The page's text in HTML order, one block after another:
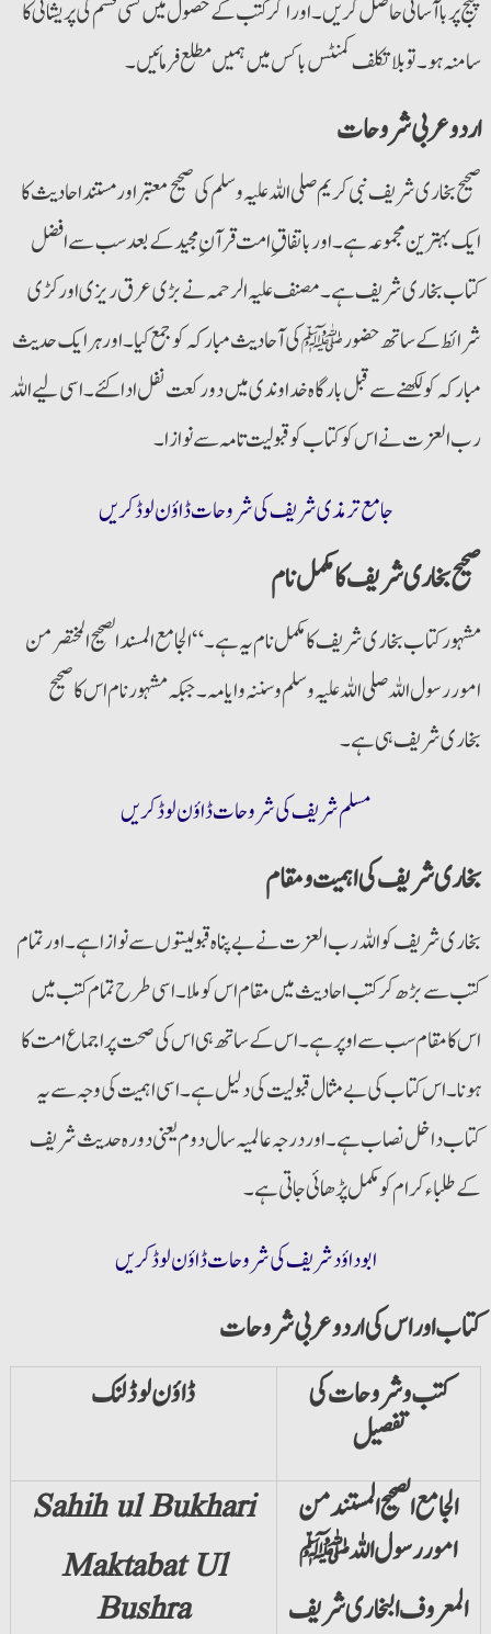
پیج پرباآسانی حاصل کریں۔ اوراگرکتب کے حصول میں کسی قسم کی پریشانی کا
سامنہ ہو۔ توبلاتکلف کمنٹس باکس میں ہمیں مطلع فرمائیں۔
اردو عربی شروحات
صحیح بخاری شریف نبی کریم صلی اللہ علیہ وسلم کی صحیح معتبر اورمستند احادیث کا
ایک بہترین مجموعہ ہے۔ اورباتفاق ِامت قرآن ِمجید کے بعد سب سے افضل
کتاب بخاری شریف ہے۔ مصنف علیہ الرحمہ نے بڑی عرق ریزی اورکڑی
شرائط کے ساتھ حضورﷺ کی آحادیث مبارکہ کو جمع کیا۔ اورہرایک حدیث
مبارکہ کولکھنے سے قبل بارگاہ خداوندی میں دو رکعت نفل ادا کئے۔ اسی لیے اللہ
رب العزت نے اس کو کتاب کو قبولیت تامہ سے نوازا۔
جامع ترمذی شریف کی شروحات ڈاؤن لوڈ کریں
صحیح بخاری شریف کا مکمل نام
اموررسول اللہ صلی اللہ علیہ و سلم وسننہ وایامہ۔ جبکہ مشہورنام اس کا صحیح
بخاری شریف ہی ہے۔
مسلم شریف کی شروحات ڈاؤن لوڈ کریں
بخاری شریف کی اہمیت و مقام
بخاری شریف کواللہ رب العزت نے بے پناہ قبولیتوں سے نوازا ہے۔ اور تمام
کتب سے بڑھ کر کتب احادیث میں مقام اس کو ملا۔ اسی طرح تمام کتب میں
اس کا مقام سب سے اوپر ہے۔ اس کے ساتھ ہی اس کی صحت پر اجماع امت کا
ہونا۔ اس کتاب کی بے مثال قبولیت کی دلیل ہے۔ اسی اہمیت کی وجہ سے یہ
کتاب داخل نصاب ہے۔ اور درجہ عالمیہ سال دوم یعنی دورہ حدیث شریف
کے طلباء کرام کو مکمل پڑھائی جاتی ہے۔
ابو داؤد شریف کی شروحات ڈاؤن لوڈ کریں
کتاب اور اس کی اردو عربی شروحات
ڈاؤن لوڈ لنک
کتب و شروحات کی
تفصیل
Sahih ul Bukhari
Maktabat Ul
Bushra
الجامع الصحیح المستند من
امور رسول اللہ ﷺ
المعروف البخاری شریف